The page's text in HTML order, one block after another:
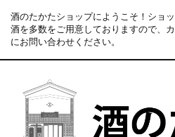
酒のたかたショップにようこそ！ショ
酒を多数をご用意しておりますので、
にお問い合わせください。